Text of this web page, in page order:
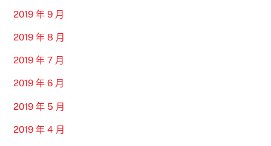
2019 年 9 月
2019 年 8 月
2019 年 7 月
2019 年 6 月
2019 年 5 月
2019 年 4 月